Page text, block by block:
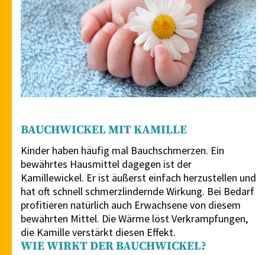
BAUCHWICKEL MIT KAMILLE
Kinder haben häufig mal Bauchschmerzen. Ein
bewährtes Hausmittel dagegen ist der
Kamillewickel. Er ist äußerst einfach herzustellen und
hat oft schnell schmerzlindernde Wirkung. Bei Bedarf
profitieren natürlich auch Erwachsene von diesem
bewährten Mittel. Die Wärme löst Verkrampfungen,
die Kamille verstärkt diesen Effekt.
WIE WIRKT DER BAUCHWICKEL?